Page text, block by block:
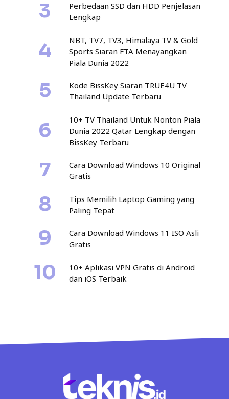
Perbedaan SSD dan HDD Penjelasan
Lengkap
NBT, TV7, TV3, Himalaya TV & Gold
Sports Siaran FTA Menayangkan
Piala Dunia 2022
Kode BissKey Siaran TRUE4U TV
Thailand Update Terbaru
10+ TV Thailand Untuk Nonton Piala
Dunia 2022 Qatar Lengkap dengan
BissKey Terbaru
Cara Download Windows 10 Original
Gratis
Tips Memilih Laptop Gaming yang
Paling Tepat
Cara Download Windows 11 ISO Asli
Gratis
10+ Aplikasi VPN Gratis di Android
dan iOS Terbaik